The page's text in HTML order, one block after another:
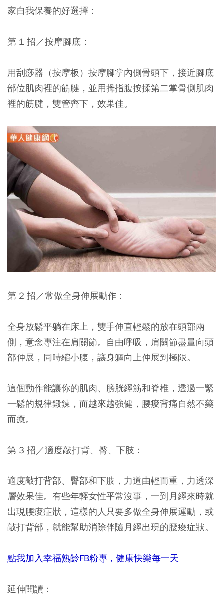
家自我保養的好選擇：
第 1 招／按摩腳底：
用刮痧器（按摩板）按摩腳掌內側骨頭下，接近腳底
部位肌肉裡的筋腱，並用拇指腹按揉第二掌骨側肌肉
裡的筋腱，雙管齊下，效果佳。
第 2 招／常做全身伸展動作：
全身放鬆平躺在床上，雙手伸直輕鬆的放在頭部兩
側，意念專注在肩關節。自由呼吸，肩關節盡量向頭
部伸展，同時縮小腹，讓身軀向上伸展到極限。
這個動作能讓你的肌肉、膀胱經筋和脊椎，透過一緊
一鬆的規律鍛鍊，而越來越強健，腰痠背痛自然不藥
而癒。
第 3 招／適度敲打背、臀、下肢：
適度敲打背部、臀部和下肢，力道由輕而重，力透深
層效果佳。有些年輕女性平常沒事，一到月經來時就
出現腰痠症狀，這樣的人只要多做全身伸展運動，或
敲打背部，就能幫助消除伴隨月經出現的腰痠症狀。
點我加入幸福熟齡FB粉專，健康快樂每一天
延伸閱讀：